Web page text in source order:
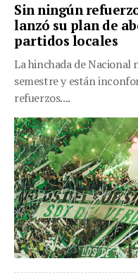
Sin ningún
lanzó su plan de
partidos locales
La hinchada de
semestre y están
refuerzos....